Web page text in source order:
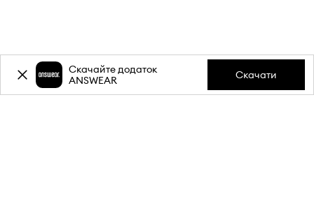
Скачайте додаток
ANSWEAR
Скачати